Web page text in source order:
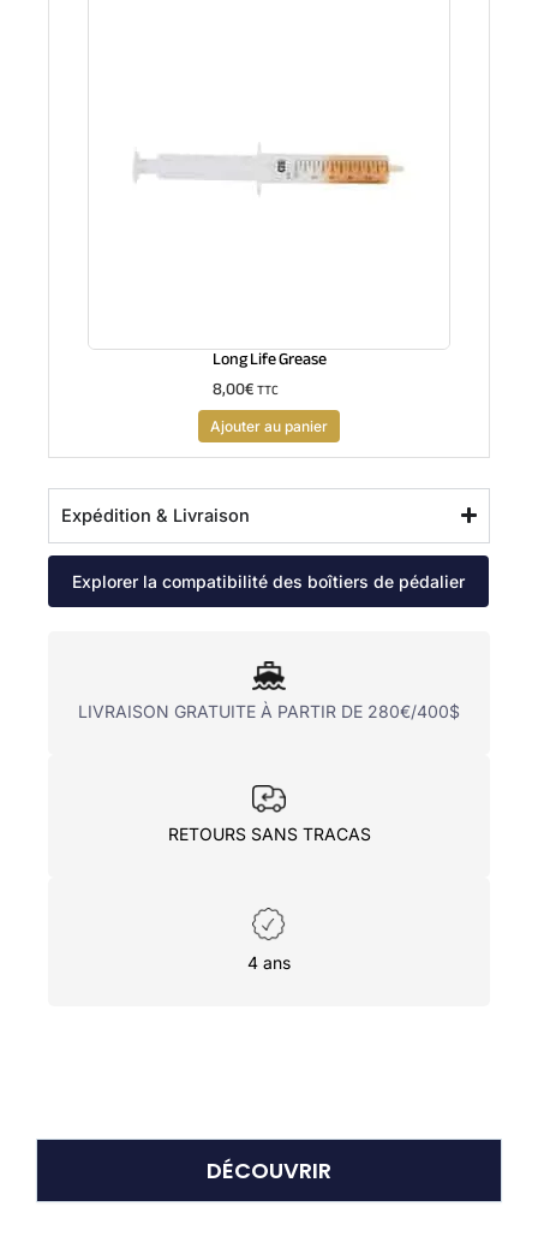
Long Life Grease
8,00€TTC
Ajouter au panier
Expédition & Livraison
Explorer la compatibilité des boîtiers de pédalier
LIVRAISON GRATUITE À PARTIR DE 280€/400$
RETOURS SANS TRACAS
4 ans
DÉCOUVRIR